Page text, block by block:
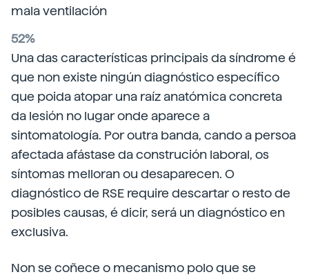
mala ventilación
52%
Una das características principais da síndrome é
que non existe ningún diagnóstico específico
que poida atopar una raíz anatómica concreta
da lesión no lugar onde aparece a
sintomatología. Por outra banda, cando a persoa
afectada afástase da construción laboral, os
síntomas melloran ou desaparecen. O
diagnóstico de RSE require descartar o resto de
posibles causas, é dicir, será un diagnóstico en
exclusiva.
Non se coñece o mecanismo polo que se